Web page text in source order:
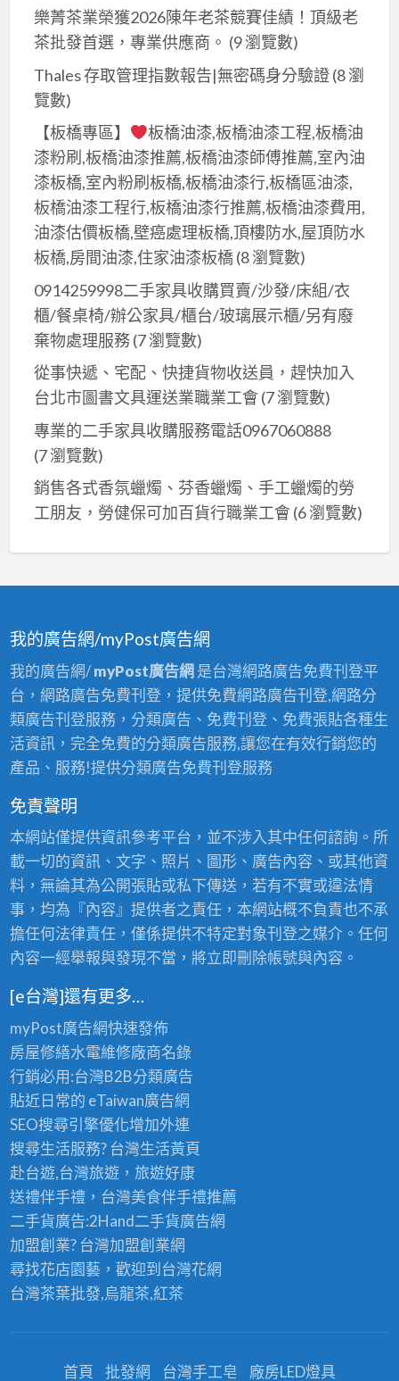
樂菁茶業榮獲2026陳年老茶競賽佳績！頂級老
茶批發首選，專業供應商。 (9 瀏覽數)
Thales 存取管理指數報告|無密碼身分驗證(8 瀏
覽數)
【板橋專區】
板橋油漆,板橋油漆工程,板橋油
漆粉刷,板橋油漆推薦,板橋油漆師傅推薦,室內油
漆板橋,室內粉刷板橋,板橋油漆行,板橋區油漆,
板橋油漆工程行,板橋油漆行推薦,板橋油漆費用,
油漆估價板橋,壁癌處理板橋,頂樓防水,屋頂防水
板橋,房間油漆,住家油漆板橋(8 瀏覽數)
0914259998二手家具收購買賣/沙發/床組/衣
櫃/餐桌椅/辦公家具/櫃台/玻璃展示櫃/另有廢
棄物處理服務(7 瀏覽數)
從事快遞、宅配、快捷貨物收送員，趕快加入
台北市圖書文具運送業職業工會 (7 瀏覽數)
專業的二手家具收購服務電話0967060888
(7 瀏覽數)
銷售各式香氛蠟燭、芬香蠟燭、手工蠟燭的勞
工朋友，勞健保可加百貨行職業工會 (6 瀏覽數)
我的廣告網/myPost廣告網
我的廣告網/myPost廣告網 是台灣網路廣告免費刊登平
台，網路廣告免費刊登，提供免費網路廣告刊登,網路分
類廣告刊登服務，分類廣告、免費刊登、免費張貼各種生
活資訊，完全免費的分類廣告服務,讓您在有效行銷您的
產品、服務!提供分類廣告免費刊登服務
免責聲明
本網站僅提供資訊參考平台，並不涉入其中任何諮詢。所
載一切的資訊、文字、照片、圖形、廣告內容、或其他資
料，無論其為公開張貼或私下傳送，若有不實或違法情
事，均為『內容』提供者之責任，本網站概不負責也不承
擔任何法律責任，僅係提供不特定對象刊登之媒介。任何
內容一經舉報與發現不當，將立即刪除帳號與內容。
[e台灣]還有更多…
myPost廣告網快速發佈
房屋修繕水電維修廠商名錄
行銷必用:台灣B2B分類廣告
貼近日常的 eTaiwan廣告網
SEO搜尋引擎優化增加外連
搜尋生活服務? 台灣生活黃頁
赴台遊,台灣旅遊，旅遊好康
送禮伴手禮，台灣美食伴手禮推薦
二手貨廣告:2Hand二手貨廣告網
加盟創業? 台灣加盟創業網
尋找花店園藝，歡迎到 台灣花網
台灣茶葉批發,烏龍茶,紅茶
首頁 批發網 台灣手工皂 廠房LED燈具